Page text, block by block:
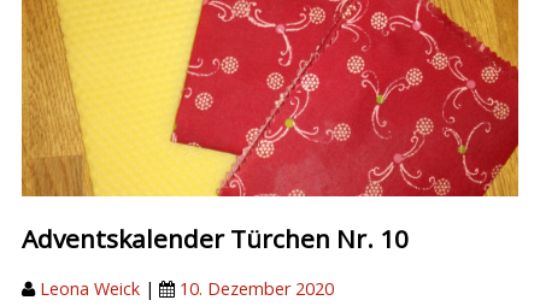
Adventskalender Türchen Nr. 10
Leona Weick| 10. Dezember 2020